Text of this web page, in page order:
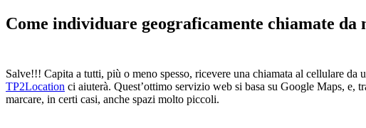
Come individuare geograficamente chiamate da
Salve!!! Capita a tutti, più o meno spesso, ricevere una chiamata al cellulare
TP2Location ci aiuterà. Quest’ottimo servizio web si basa su Google Maps, e,
marcare, in certi casi, anche spazi molto piccoli.